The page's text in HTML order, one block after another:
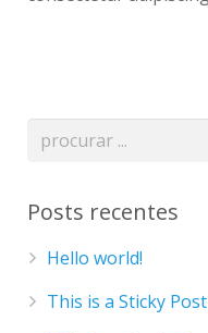
Posts recentes
Hello world!
This is a Sticky Post